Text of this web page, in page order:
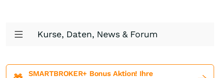
Kurse, Daten, News & Forum
SMARTBROKER+ Bonus Aktion! Ihre